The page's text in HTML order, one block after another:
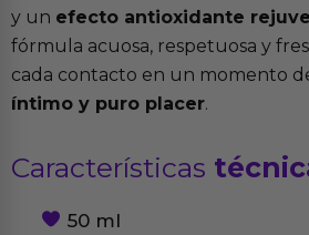
y un efecto antioxidante
fórmula acuosa, respetuosa y
cada contacto en un momento
íntimo y puro placer.
Características
50 ml